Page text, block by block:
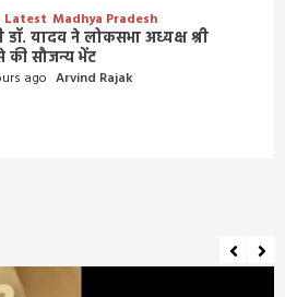
Latest Madhya Pradesh
डॉ. यादव ने लोकसभा अध्यक्ष श्री
की सौजन्य भेंट
ago Arvind Rajak